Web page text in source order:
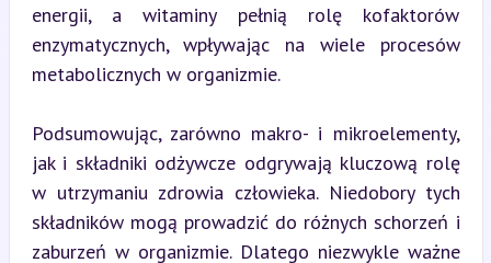
energii, a witaminy pełnią rolę kofaktorów
enzymatycznych, wpływając na wiele procesów
metabolicznych w organizmie.
Podsumowując, zarówno makro- i mikroelementy,
jak i składniki odżywcze odgrywają kluczową rolę
w utrzymaniu zdrowia człowieka. Niedobory tych
składników mogą prowadzić do różnych schorzeń i
zaburzeń w organizmie. Dlatego niezwykle ważne